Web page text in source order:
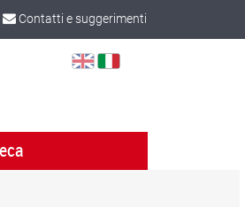
Contatti e suggerimenti
Select